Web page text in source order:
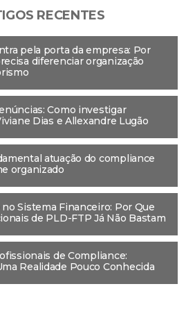
RECENTES
pela porta da empresa: Por
diferenciar organização
Como investigar
Dias e Allexandre Lugão
atuação do compliance
organizado
Sistema Financeiro: Por Que
de PLD-FTP Já Não Bastam
de Compliance:
Realidade Pouco Conhecida